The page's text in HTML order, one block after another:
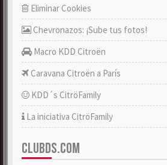
Eliminar Cookies
Chevronazos: ¡Sube tus fotos!
Macro KDD Citroën
Caravana Citroën a París
KDD´s CitröFamily
La iniciativa CitröFamily
CLUBDS.COM